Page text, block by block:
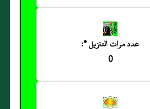
عدد مرات التنزيل *:
0